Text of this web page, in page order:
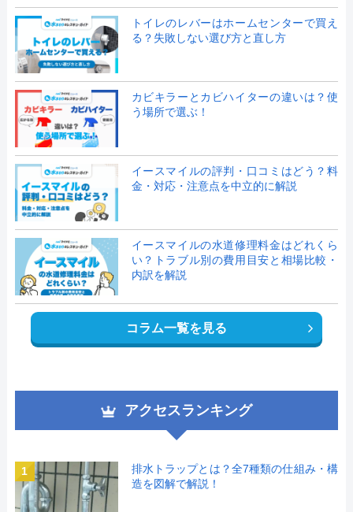
トイレのレバーはホームセンターで買え
る？失敗しない選び方と直し方
カビキラーとカビハイターの違いは？使
う場所で選ぶ！
イースマイルの評判・口コミはどう？料
金・対応・注意点を中立的に解説
イースマイルの水道修理料金はどれくら
い？トラブル別の費用目安と相場比較・
内訳を解説
コラム一覧を見る
アクセスランキング
1
排水トラップとは？全7種類の仕組み・構
造を図解で解説！